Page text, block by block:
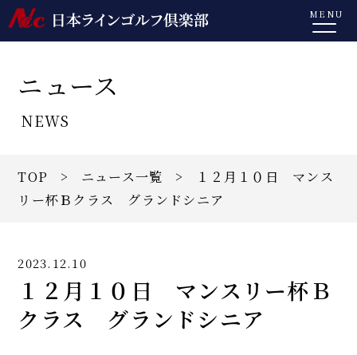
MENU
ニュース
NEWS
TOP > ニュース一覧 > １２月１０日 マンス
リー杯Ｂクラス グランドシニア
2023.12.10
１２月１０日 マンスリー杯Ｂ
クラス グランドシニア